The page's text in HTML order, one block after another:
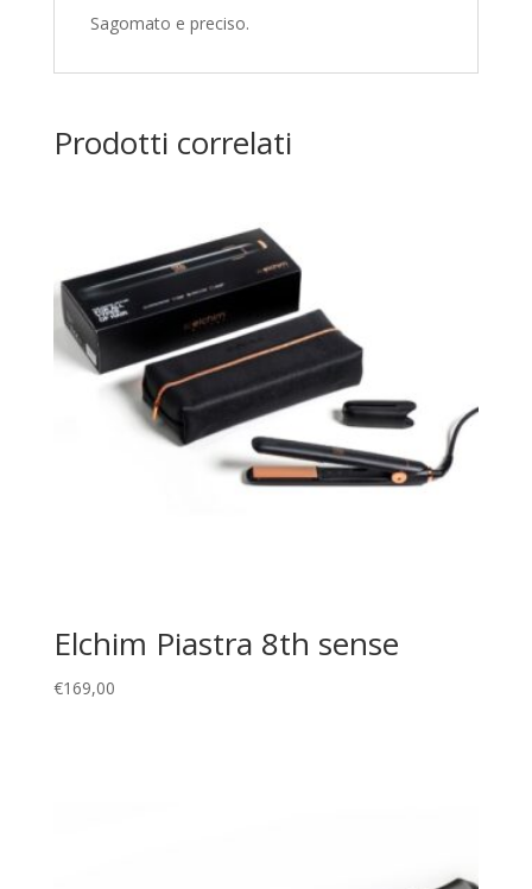
Sagomato e preciso.
Prodotti correlati
Elchim Piastra 8th sense
€169,00